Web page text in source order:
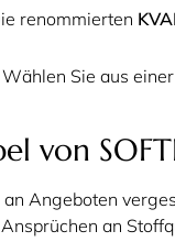
renommierten
Wählen Sie aus
von
Angeboten
an